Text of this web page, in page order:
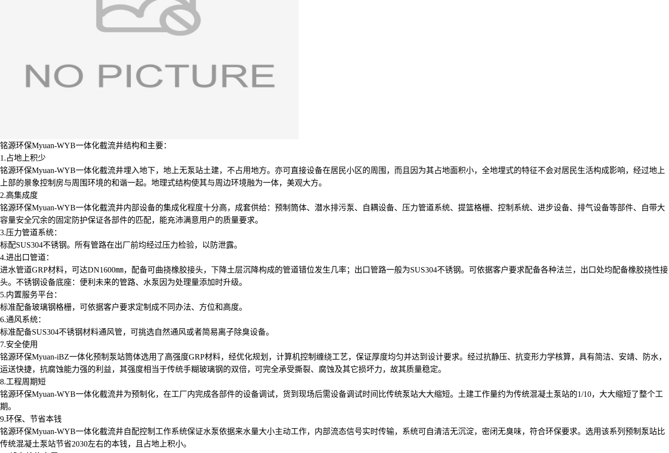
铭源环保Myuan-WYB一体化截流井结构和主要：
1.占地上积少
铭源环保Myuan-WYB一体化截流井埋入地下，地上无泵站土建，不占用地方。亦可直接设备在居民小区的周围，而且因为其占地面积小，全地埋式的特征不会对居民生活构成影响，经过地上
上部的景象控制房与周围环境的和谐一起。地理式结构使其与周边环境融为一体，美观大方。
2.高集成度
铭源环保Myuan-WYB一体化截流井内部设备的集成化程度十分高，成套供给：预制筒体、潜水排污泵、自耦设备、压力管道系统、提篮格栅、控制系统、进步设备、排气设备等部件、自带大
容量安全冗余的固定防护保证各部件的匹配，能充沛满意用户的质量要求。
3.压力管道系统：
标配SUS304不锈钢。所有管路在出厂前均经过压力检验，以防泄露。
4.进出口管道：
进水管道GRP材料，可达DN1600㎜，配备可曲挠橡胶接头，下降土层沉降构成的管道错位发生几率；出口管路一般为SUS304不锈钢。可依据客户要求配备各种法兰，出口处均配备橡胶挠性接
头。不锈钢设备底座：便利未来的管路、水泵因为处理量添加时升级。
5.内置服务平台：
标准配备玻璃钢格栅，可依据客户要求定制成不同办法、方位和高度。
6.通风系统：
标准配备SUS304不锈钢材料通风管，可挑选自然通风或者简易离子除臭设备。
7.安全使用
铭源环保Myuan-iBZ一体化预制泵站筒体选用了高强度GRP材料，经优化规划，计算机控制缠绕工艺，保证厚度均匀并达到设计要求。经过抗静压、抗变形力学核算，具有简洁、安靖、防水，
运送快捷，抗腐蚀能力强的利益，其强度相当于传统手糊玻璃钢的双倍，可完全承受撕裂、腐蚀及其它损坏力，故其质量稳定。
8.工程周期短
铭源环保Myuan-WYB一体化截流井为预制化，在工厂内完成各部件的设备调试，货到现场后需设备调试时间比传统泵站大大缩短。土建工作量约为传统混凝土泵站的1/10，大大缩短了整个工
期。
9.环保、节省本钱
铭源环保Myuan-WYB一体化截流井自配控制工作系统保证水泵依据来水量大小主动工作，内部流态信号实时传输，系统可自清洁无沉淀，密闭无臭味，符合环保要求。选用该系列预制泵站比
传统混凝土泵站节省2030左右的本钱，且占地上积小。